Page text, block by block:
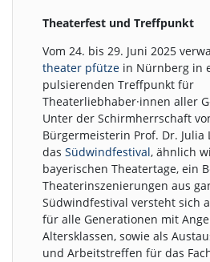
Theaterfest und Treffpunkt
Vom 24. bis 29. Juni 2025
theater pfütze in Nürnberg in
pulsierenden Treffpunkt für
Theaterliebhaber·innen aller
Unter der Schirmherrschaft
Bürgermeisterin Prof. Dr. Julia
dasSüdwindfestival, ähnlich
bayerischen Theatertage, ein
Theaterinszenierungen aus
Südwindfestival versteht sich
für alle Generationen mit
Altersklassen, sowie als
und Arbeitstreffen für das